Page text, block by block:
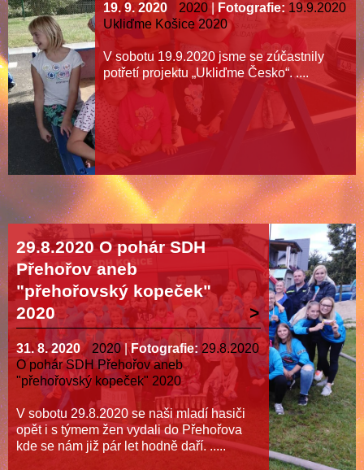
19. 9. 2020 2020 Fotografie: 19.9.2020
Ukliďme Košice 2020
V sobotu 19.9.2020 jsme se zúčastnily
potřetí projektu „Ukliďme Česko“. ....
29.8.2020 O pohár SDH
Přehořov aneb
"přehořovský kopeček"
2020
31. 8. 2020 2020 |Fotografie: 29.8.2020
O pohár SDH Přehořov aneb
"přehořovský kopeček" 2020
V sobotu 29.8.2020 se naši mladí hasiči
opět i s týmem žen vydali do Přehořova
kde se nám již pár let hodně daří. .....